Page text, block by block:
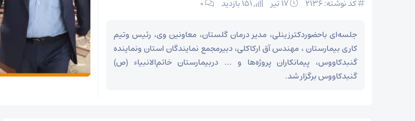
کد نوشته: 2136 ۰
جلسه‌ای باحضوردکترزینلی، مدیر درمان گلستان، معاونین وی، رئیس وتیم
کاری بیمارستان ، مهندس آق ارکاکلی، دبیرمجمع نمایندگان استان ونماینده
گنبدکاووس، پیمانکاران پروژه‌ها و ... دربیمارستان خاتم‌الانبیاء (ص)
گنبدکاووس برگزار شد.